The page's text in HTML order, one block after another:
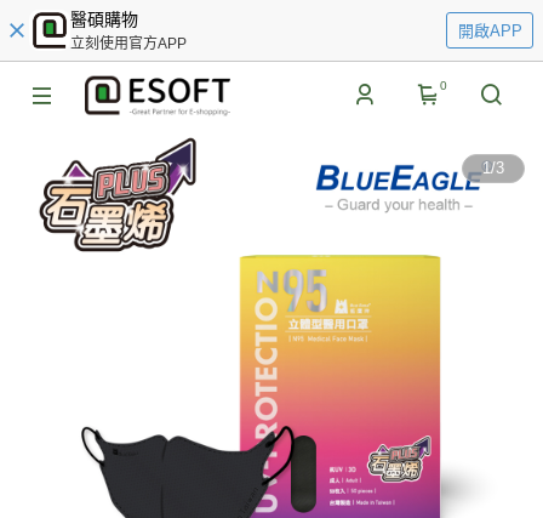
醫碩購物
立刻使用官方APP
開啟APP
0
1/3